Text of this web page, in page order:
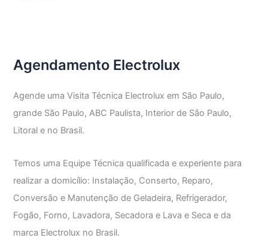
Agendamento Electrolux
Agende uma Visita Técnica Electrolux em São Paulo,
grande São Paulo, ABC Paulista, Interior de São Paulo,
Litoral e no Brasil.
Temos uma Equipe Técnica qualificada e experiente para
realizar a domicílio: Instalação, Conserto, Reparo,
Conversão e Manutenção de Geladeira, Refrigerador,
Fogão, Forno, Lavadora, Secadora e Lava e Seca e da
marca Electrolux no Brasil.